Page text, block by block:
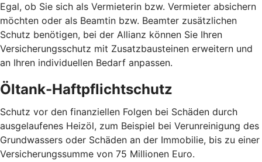
Egal, ob Sie sich als Vermieterin bzw. Vermieter absichern
möchten oder als Beamtin bzw. Beamter zusätzlichen
Schutz benötigen, bei der Allianz können Sie Ihren
Versicherungsschutz mit Zusatzbausteinen erweitern und
an Ihren individuellen Bedarf anpassen.
Öltank-Haftpflichtschutz
Schutz vor den finanziellen Folgen bei Schäden durch
ausgelaufenes Heizöl, zum Beispiel bei Verunreinigung des
Grundwassers oder Schäden an der Immobilie, bis zu einer
Versicherungssumme von 75 Millionen Euro.